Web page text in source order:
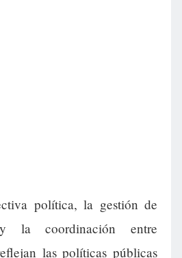
política, la gestión de
la coordinación entre
las políticas públicas